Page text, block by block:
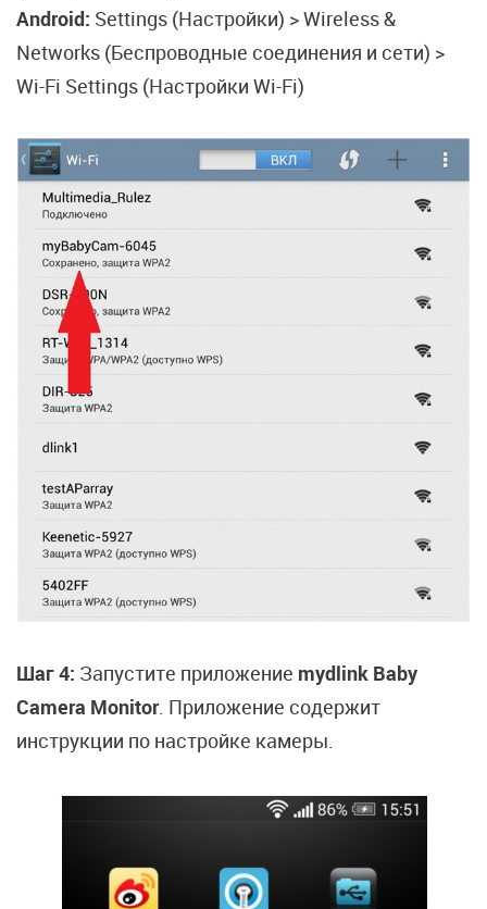
Android: Settings (Настройки) > Wireless &
Networks (Беспроводные соединения и сети) >
Wi-Fi Settings (Настройки Wi-Fi)
Шаг 4: Запустите приложение mydlink Baby
Camera Monitor. Приложение содержит
инструкции по настройке камеры.